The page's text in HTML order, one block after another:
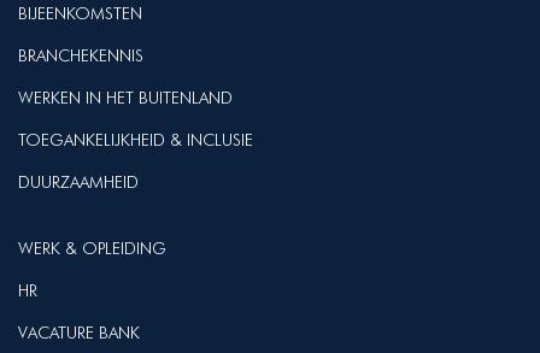
BIJEENKOMSTEN
BRANCHEKENNIS
WERKEN IN HET BUITENLAND
TOEGANKELIJKHEID & INCLUSIE
DUURZAAMHEID
WERK & OPLEIDING
HR
VACATURE BANK